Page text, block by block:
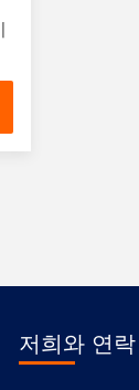
저희와 연락